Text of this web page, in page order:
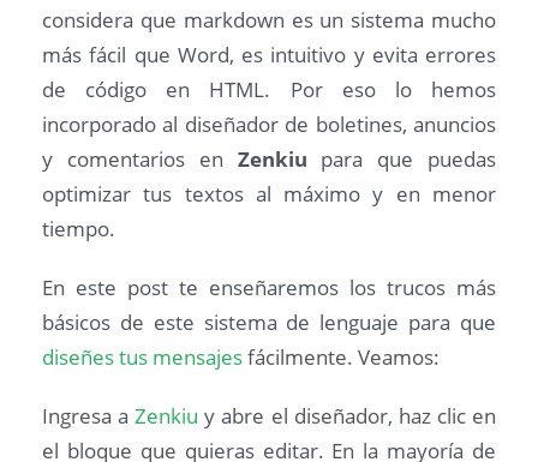
considera que markdown es un sistema mucho
más fácil que Word, es intuitivo y evita errores
de código en HTML. Por eso lo hemos
incorporado al diseñador de boletines, anuncios
y comentarios en Zenkiu para que puedas
optimizar tus textos al máximo y en menor
tiempo.
En este post te enseñaremos los trucos más
básicos de este sistema de lenguaje para que
diseñes tus mensajesfácilmente. Veamos:
Ingresa aZenkiu y abre el diseñador, haz clic en
el bloque que quieras editar. En la mayoría de